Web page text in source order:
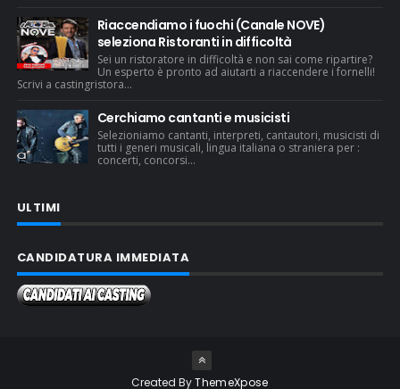
Riaccendiamo i fuochi (Canale NOVE)
seleziona Ristoranti in difficoltà
Sei un ristoratore in difficoltà e non sai come ripartire?
Un esperto è pronto ad aiutarti a riaccendere i fornelli!
Scrivi a castingristora...
Cerchiamo cantanti e musicisti
Selezioniamo cantanti, interpreti, cantautori, musicisti di
tutti i generi musicali, lingua italiana o straniera per :
concerti, concorsi...
ULTIMI
CANDIDATURA IMMEDIATA
Created ByThemeXpose